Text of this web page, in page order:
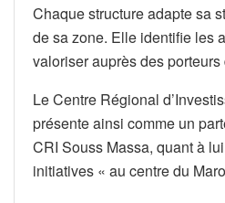
Chaque structure adapte sa
de sa zone. Elle identifie les
valoriser auprès des porteurs
Le Centre Régional
présente ainsi comme un
CRI Souss Massa, quant à
initiatives « au centre du